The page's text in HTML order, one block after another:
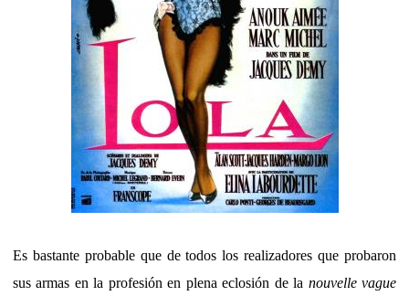
Es bastante probable que de todos los realizadores que probaron
sus armas en la profesión en plena eclosión de la nouvelle vague